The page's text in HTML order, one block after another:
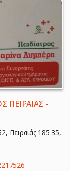
ΠΕΙΡΑΙΑΣ -
Πειραιάς 185 35,